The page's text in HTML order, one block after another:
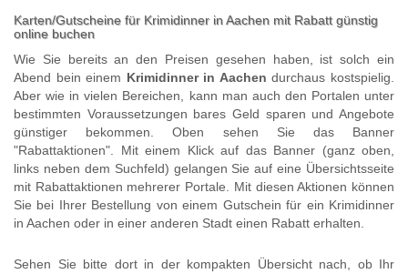
Karten/Gutscheine für Krimidinner in Aachen mit Rabatt günstig
online buchen
Wie Sie bereits an den Preisen gesehen haben, ist solch ein
Abend bein einem Krimidinner in Aachen durchaus kostspielig.
Aber wie in vielen Bereichen, kann man auch den Portalen unter
bestimmten Voraussetzungen bares Geld sparen und Angebote
günstiger bekommen. Oben sehen Sie das Banner
"Rabattaktionen". Mit einem Klick auf das Banner (ganz oben,
links neben dem Suchfeld) gelangen Sie auf eine Übersichtsseite
mit Rabattaktionen mehrerer Portale. Mit diesen Aktionen können
Sie bei Ihrer Bestellung von einem Gutschein für ein Krimidinner
in Aachen oder in einer anderen Stadt einen Rabatt erhalten.
Sehen Sie bitte dort in der kompakten Übersicht nach, ob Ihr